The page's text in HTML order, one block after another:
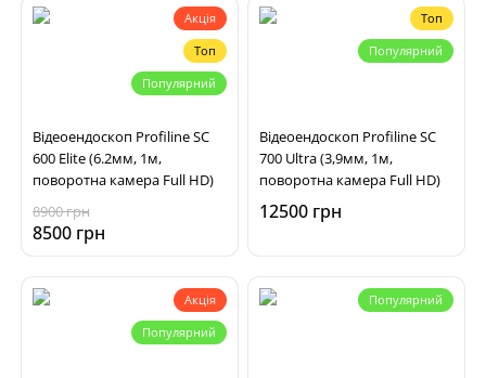
Акція
Топ
Популярний
Відеоендоскоп Profiline SC
600 Elite (6.2мм, 1м,
поворотна камера Full HD)
8900 грн
8500 грн
Топ
Популярний
Відеоендоскоп Profiline SC
700 Ultra (3,9мм, 1м,
поворотна камера Full HD)
12500 грн
Акція
Популярний
Популярний